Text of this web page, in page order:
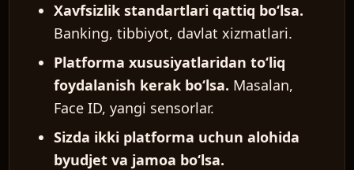
Xavfsizlik standartlari qattiq bo‘lsa.
Banking, tibbiyot, davlat xizmatlari.
Platforma xususiyatlaridan to‘liq
foydalanish kerak bo‘lsa. Masalan,
Face ID, yangi sensorlar.
Sizda ikki platforma uchun alohida
byudjet va jamoa bo‘lsa.